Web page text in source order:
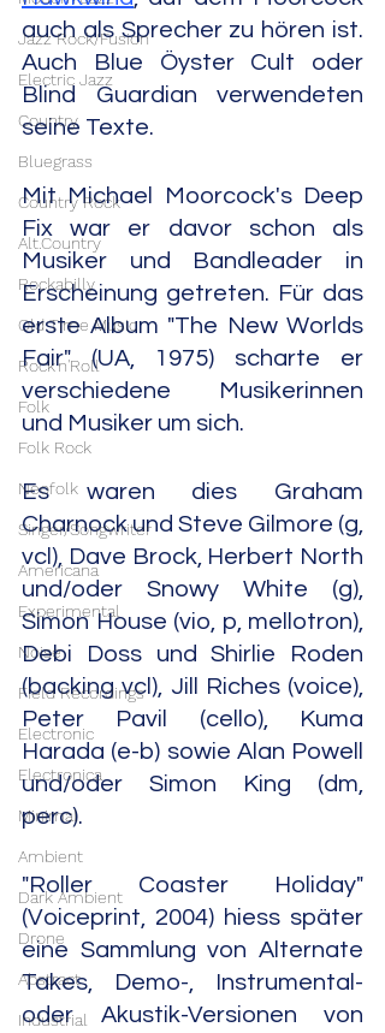
Jazz Rock/Fusion
Electric Jazz
Country
Bluegrass
Country Rock
Alt.Country
Rockabilly
Old Time Music
Rock'n'Roll
Folk
Folk Rock
Neofolk
Singer/Songwriter
Americana
Experimental
Noise
Field Recordings
Electronic
Electronica
Minimal
Ambient
Dark Ambient
Drone
Abstract
Industrial
auch als Sprecher zu hören ist.
Auch Blue Öyster Cult oder
Blind Guardian verwendeten
seine Texte.
Mit Michael Moorcock's Deep
Fix war er davor schon als
Musiker und Bandleader in
Erscheinung getreten. Für das
erste Album "The New Worlds
Fair" (UA, 1975) scharte er
verschiedene Musikerinnen
und Musiker um sich.
Es waren dies Graham
Charnock und Steve Gilmore (g,
vcl), Dave Brock, Herbert North
und/oder Snowy White (g),
Simon House (vio, p, mellotron),
Debi Doss und Shirlie Roden
(backing vcl), Jill Riches (voice),
Peter Pavil (cello), Kuma
Harada (e-b) sowie Alan Powell
und/oder Simon King (dm,
perc).
"Roller Coaster Holiday"
(Voiceprint, 2004) hiess später
eine Sammlung von Alternate
Takes, Demo-, Instrumental-
oder Akustik-Versionen von